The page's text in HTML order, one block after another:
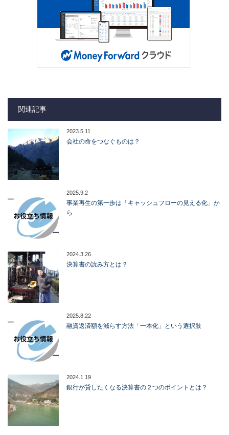
関連記事
2023.5.11
会社の命をつなぐものは？
2025.9.2
事業再生の第一歩は「キャッシュフローの見える化」か
ら
2024.3.26
決算書の読み方とは？
2025.8.22
融資返済額を減らす方法「一本化」という選択肢
2024.1.19
銀行が貸したくなる決算書の２つのポイントとは？